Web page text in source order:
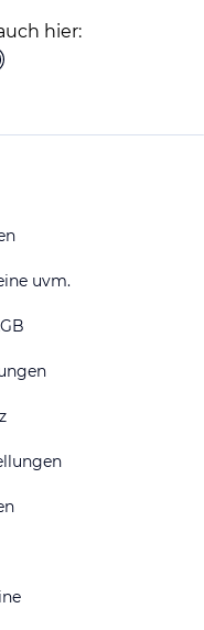
hier:
uvm.